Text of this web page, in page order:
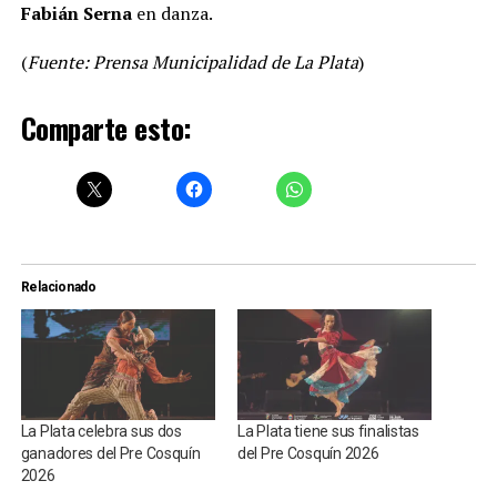
Fabián Sernaen danza.
(Fuente: Prensa Municipalidad de La Plata)
Comparte esto:
Relacionado
La Plata celebra sus dos
ganadores del Pre Cosquín
2026
La Plata tiene sus finalistas
del Pre Cosquín 2026